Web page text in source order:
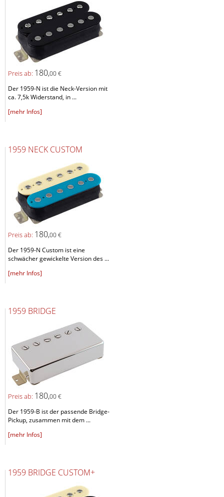
Preis ab: 180,00 €
Der 1959-N ist die Neck-Version mit
ca. 7,5k Widerstand, in ...
[mehr Infos]
1959 NECK CUSTOM
Preis ab: 180,00 €
Der 1959-N Custom ist eine
schwächer gewickelte Version des ...
[mehr Infos]
1959 BRIDGE
Preis ab: 180,00 €
Der 1959-B ist der passende Bridge-
Pickup, zusammen mit dem ...
[mehr Infos]
1959 BRIDGE CUSTOM+